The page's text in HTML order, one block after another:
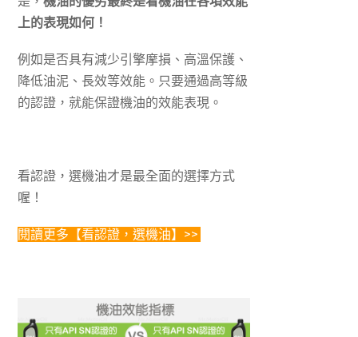
上的表現如何！
例如是否具有減少引擎摩損、高溫保護、
降低油泥、長效等效能。只要通過高等級
的認證，就能保證機油的效能表現。
看認證，選機油才是最全面的選擇方式
喔！
閱讀更多【看認證，選機油】 >>